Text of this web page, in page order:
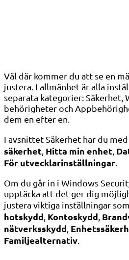
Väl där kommer du att se en
justera. I allmänhet är alla
separata kategorier: Säkerhet,
behörigheter och
dem en efter en.
I avsnittet Säkerhet har du
säkerhet Hitta min enhet
För utvecklarinställningar
Om du går in i Windows
upptäcka att det ger dig
justera viktiga inställningar som
hotskydd Kontoskydd
nätverksskydd
Familjealternativ